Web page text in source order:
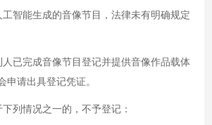
工智能生成的音像节目，法律未有明确规定
人已完成音像节目登记并提供音像作品载体
申请出具登记凭证。
下列情况之一的，不予登记：